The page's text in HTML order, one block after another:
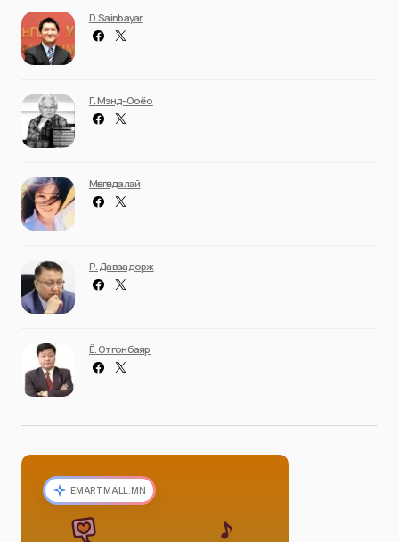
D. Sainbayar
Г. Мэнд-Ооёо
Мөнгөндалай
Р. Даваадорж
Ё. Отгонбаяр
EMARTMALL.MN